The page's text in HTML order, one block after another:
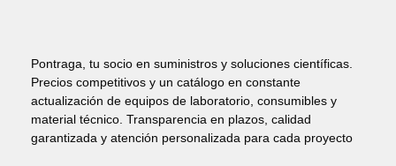
Pontraga, tu socio en suministros y soluciones científicas.
Precios competitivos y un catálogo en constante
actualización de equipos de laboratorio, consumibles y
material técnico. Transparencia en plazos, calidad
garantizada y atención personalizada para cada proyecto